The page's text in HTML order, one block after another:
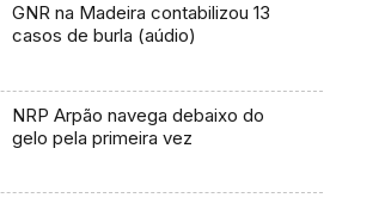
GNR na Madeira contabilizou 13
casos de burla (aúdio)
NRP Arpão navega debaixo do
gelo pela primeira vez